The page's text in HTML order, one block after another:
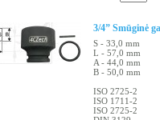
3/4” Smūginė
S - 33,0 mm
L - 57,0 mm
A - 44,0 mm
B - 50,0 mm
ISO 2725-2
ISO 1711-2
ISO 2725-2